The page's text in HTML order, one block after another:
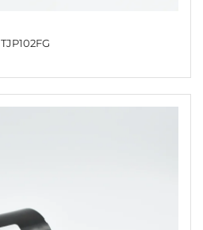
TJP102FG